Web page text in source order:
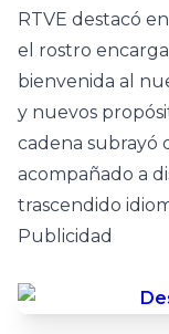
RTVE destacó
el rostro
bienvenida al
y nuevos
cadena subrayó
acompañado a
trascendido
Publicidad